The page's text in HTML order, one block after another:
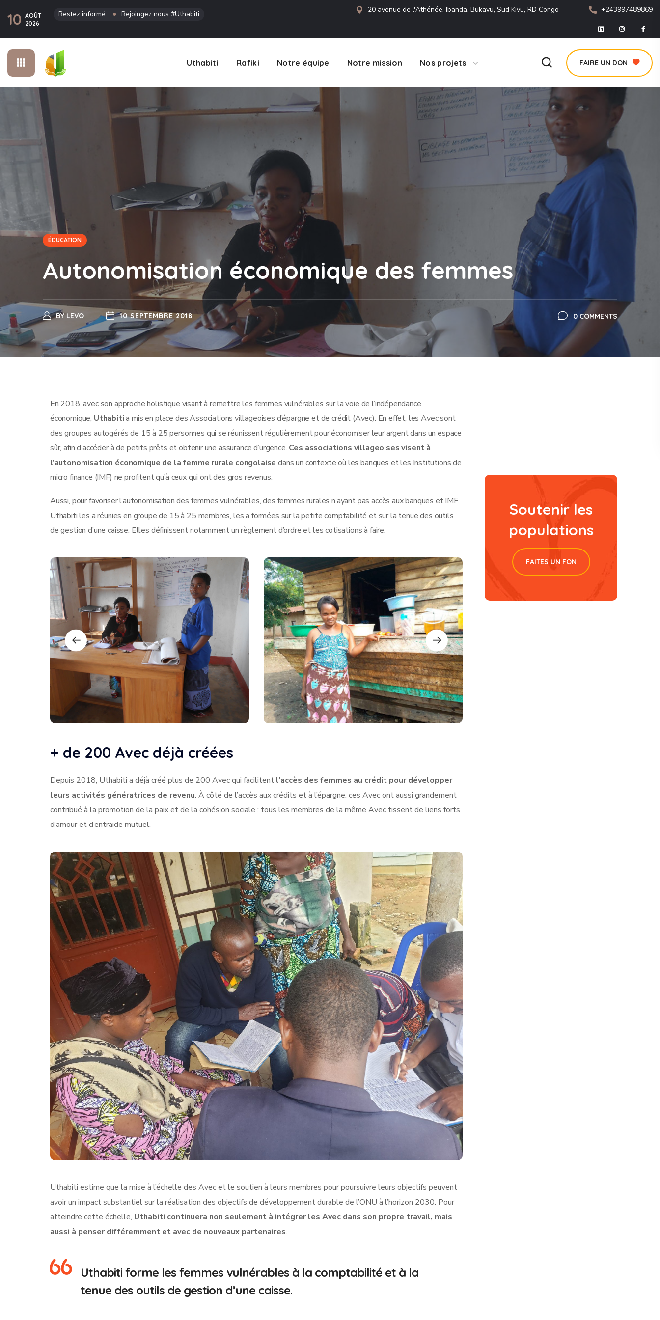
10 AOÛT
2026
Restez informé ● Rejoingez nous #Uthabiti 20 avenue de l'Athénée, Ibanda, Bukavu, Sud Kivu, RD Congo +243997489869
Uthabiti Rafiki Notre équipe Notre mission Nos projets FAIRE UN DON
ÉDUCATION
Autonomisation économique des femmes
BY LEVO 10 SEPTEMBRE 2018 0 COMMENTS
En 2018, avec son approche holistique visant à remettre les femmes vulnérables sur la voie de l’indépendance
économique, Uthabitia mis en place des Associations villageoises d’épargne et de crédit (Avec). En effet, les Avec sont
des groupes autogérés de 15 à 25 personnes qui se réunissent régulièrement pour économiser leur argent dans un espace
sûr, afin d’accéder à de petits prêts et obtenir une assurance d’urgence. Ces associations villageoises visent à
l’autonomisation économique de la femme rurale congolaise dans un contexte où les banques et les Institutions de
micro finance (IMF) ne profitent qu’à ceux qui ont des gros revenus.
Aussi, pour favoriser l’autonomisation des femmes vulnérables, des femmes rurales n’ayant pas accès aux banques et IMF,
Uthabiti les a réunies en groupe de 15 à 25 membres, les a formées sur la petite comptabilité et sur la tenue des outils
de gestion d’une caisse. Elles définissent notamment un règlement d’ordre et les cotisations à faire.
+ de 200 Avec déjà créées
Depuis 2018, Uthabiti a déjà créé plus de 200 Avec qui facilitent l’accès des femmes au crédit pour développer
leurs activités génératrices de revenu. À côté de l’accès aux crédits et à l’épargne, ces Avec ont aussi grandement
contribué à la promotion de la paix et de la cohésion sociale : tous les membres de la même Avec tissent de liens forts
d’amour et d’entraide mutuel.
Uthabiti estime que la mise à l’échelle des Avec et le soutien à leurs membres pour poursuivre leurs objectifs peuvent
avoir un impact substantiel sur la réalisation des objectifs de développement durable de l’ONU à l’horizon 2030. Pour
atteindre cette échelle, Uthabiti continuera non seulement à intégrer les Avec dans son propre travail, mais
aussi à penser différemment et avec de nouveaux partenaires.
Uthabiti forme les femmes vulnérables à la comptabilité et à la
tenue des outils de gestion d’une caisse.
Soutenir les
populations
FAITES UN FON